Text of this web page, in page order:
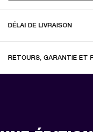
DÉLAI DE LIVRAISON
RETOURS, GARANTIE ET